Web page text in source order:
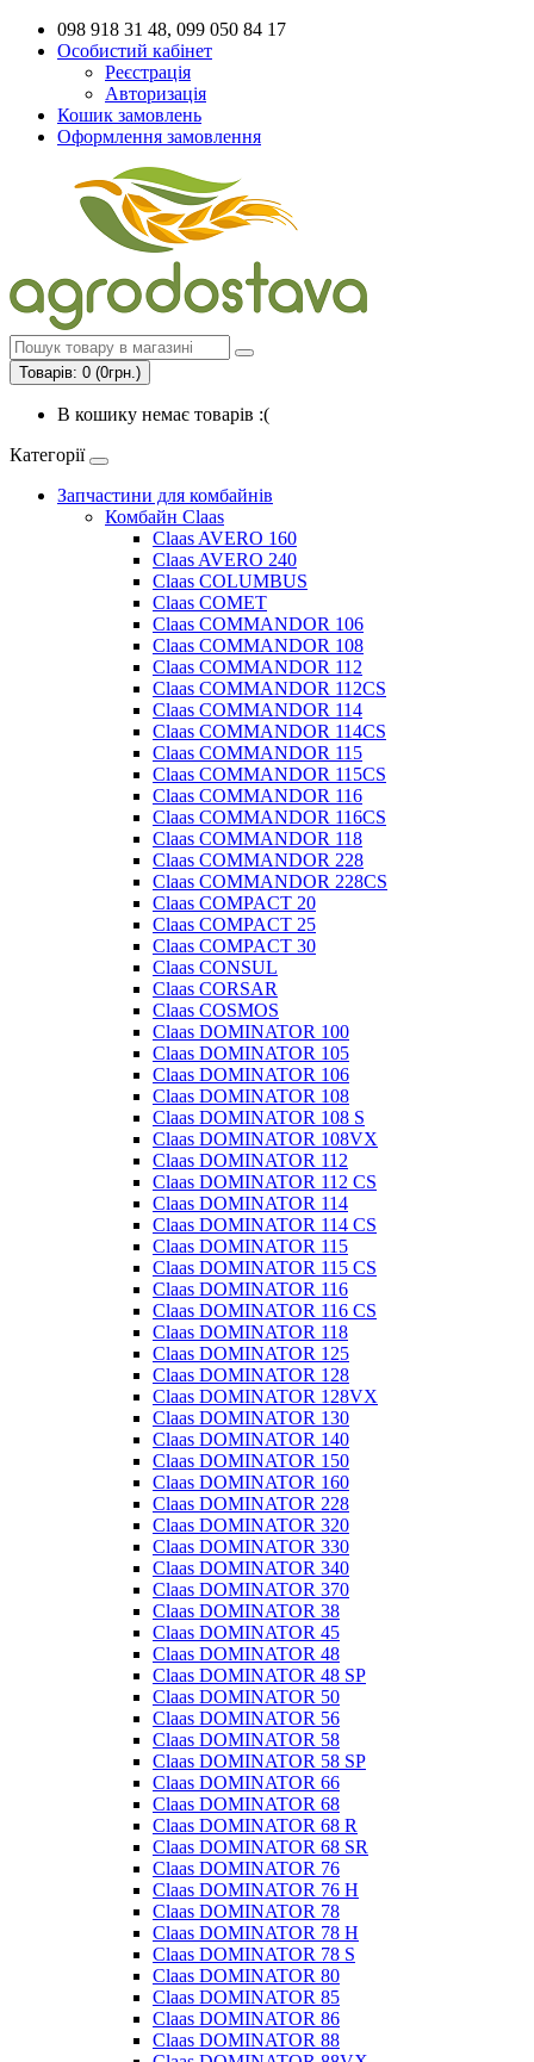
098 918 31 48, 099 050 84 17
Особистий кабінет
Реєстрація
Авторизація
Кошик замовлень
Оформлення замовлення
Товарів: 0 (0грн.)
В кошику немає товарів :(
Категорії
Запчастини для комбайнів
Комбайн Claas
Claas AVERO 160
Claas AVERO 240
Claas COLUMBUS
Claas COMET
Claas COMMANDOR 106
Claas COMMANDOR 108
Claas COMMANDOR 112
Claas COMMANDOR 112CS
Claas COMMANDOR 114
Claas COMMANDOR 114CS
Claas COMMANDOR 115
Claas COMMANDOR 115CS
Claas COMMANDOR 116
Claas COMMANDOR 116CS
Claas COMMANDOR 118
Claas COMMANDOR 228
Claas COMMANDOR 228CS
Claas COMPACT 20
Claas COMPACT 25
Claas COMPACT 30
Claas CONSUL
Claas CORSAR
Claas COSMOS
Claas DOMINATOR 100
Claas DOMINATOR 105
Claas DOMINATOR 106
Claas DOMINATOR 108
Claas DOMINATOR 108 S
Claas DOMINATOR 108VX
Claas DOMINATOR 112
Claas DOMINATOR 112 CS
Claas DOMINATOR 114
Claas DOMINATOR 114 CS
Claas DOMINATOR 115
Claas DOMINATOR 115 CS
Claas DOMINATOR 116
Claas DOMINATOR 116 CS
Claas DOMINATOR 118
Claas DOMINATOR 125
Claas DOMINATOR 128
Claas DOMINATOR 128VX
Claas DOMINATOR 130
Claas DOMINATOR 140
Claas DOMINATOR 150
Claas DOMINATOR 160
Claas DOMINATOR 228
Claas DOMINATOR 320
Claas DOMINATOR 330
Claas DOMINATOR 340
Claas DOMINATOR 370
Claas DOMINATOR 38
Claas DOMINATOR 45
Claas DOMINATOR 48
Claas DOMINATOR 48 SP
Claas DOMINATOR 50
Claas DOMINATOR 56
Claas DOMINATOR 58
Claas DOMINATOR 58 SP
Claas DOMINATOR 66
Claas DOMINATOR 68
Claas DOMINATOR 68 R
Claas DOMINATOR 68 SR
Claas DOMINATOR 76
Claas DOMINATOR 76 H
Claas DOMINATOR 78
Claas DOMINATOR 78 H
Claas DOMINATOR 78 S
Claas DOMINATOR 80
Claas DOMINATOR 85
Claas DOMINATOR 86
Claas DOMINATOR 88